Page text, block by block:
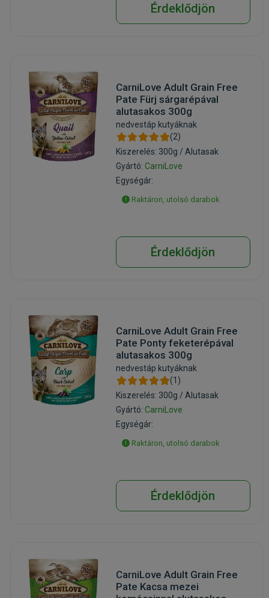
Érdeklődjön
CarniLove Adult Grain Free
Pate Fürj sárgarépával
alutasakos 300g
nedvestáp kutyáknak
(2)
Kiszerelés: 300g / Alutasak
Gyártó: CarniLove
Egységár:
Raktáron, utolsó darabok
Érdeklődjön
CarniLove Adult Grain Free
Pate Ponty feketerépával
alutasakos 300g
nedvestáp kutyáknak
(1)
Kiszerelés: 300g / Alutasak
Gyártó: CarniLove
Egységár:
Raktáron, utolsó darabok
Érdeklődjön
CarniLove Adult Grain Free
Pate Kacsa mezei